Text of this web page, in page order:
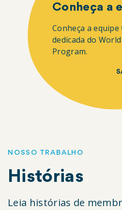
Conheça a
Conheça a
dedicada do
Program.
NOSSO TRABALHO
Histórias
Leia histórias de